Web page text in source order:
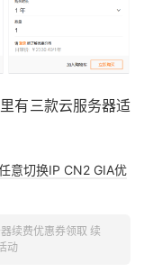
有三款云服务器适
意切换IP CN2 GIA优
续费优惠券领取 续
动